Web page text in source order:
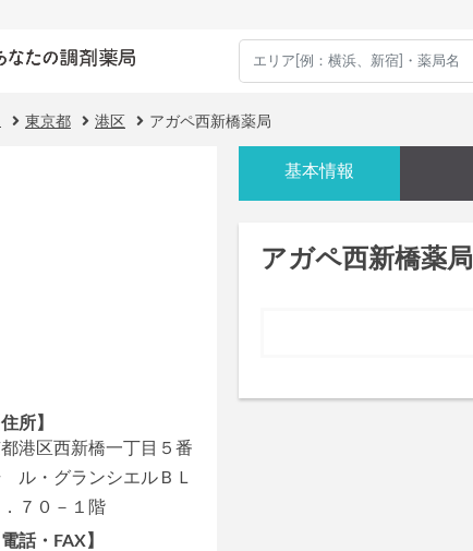
東京都 港区 アガペ西新橋薬局
住所】
港区西新橋一丁目５番
ル・グランシエルＢＬ
．７０－１階
電話・FAX】
基本情報
アガペ西新橋薬局